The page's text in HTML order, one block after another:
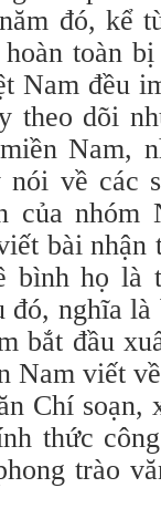
đó, kể
toàn
Nam đều
theo dõi
Nam,
nói về các
của nhóm
bài
bình họ là
đó, nghĩa
bắt đầu
Nam viết
Chí soạn,
thức
trào